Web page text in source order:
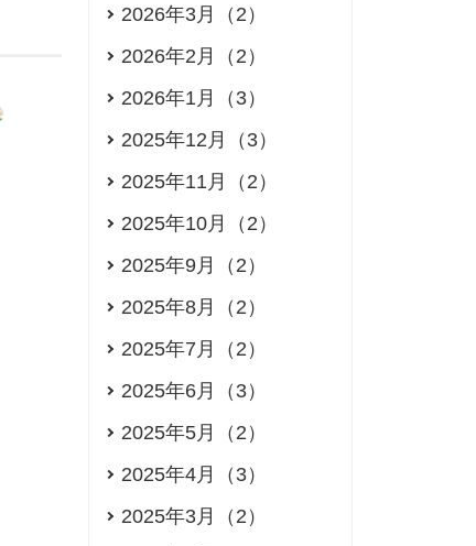
2026年3月（2）
2026年2月（2）
2026年1月（3）
2025年12月（3）
2025年11月（2）
2025年10月（2）
2025年9月（2）
2025年8月（2）
2025年7月（2）
2025年6月（3）
2025年5月（2）
2025年4月（3）
2025年3月（2）